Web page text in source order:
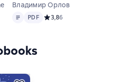
0 на основе 0 оценок
Владимир Орлов
Text PDF
PDF Средний рейтинг 3,8 на
3,86